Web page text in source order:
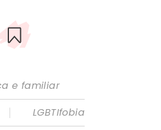
e familiar
|
LGBTIfobia